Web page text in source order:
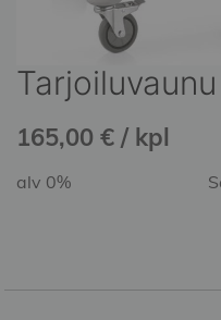
165,00 € / kpl
alv 0%
Skip
to
the
beginning
of